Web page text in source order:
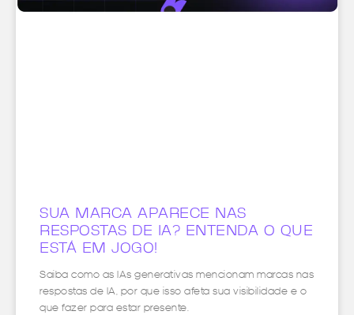
SUA MARCA APARECE NAS
RESPOSTAS DE IA? ENTENDA O QUE
ESTÁ EM JOGO!
Saiba como as IAs generativas mencionam marcas nas
respostas de IA, por que isso afeta sua visibilidade e o
que fazer para estar presente.